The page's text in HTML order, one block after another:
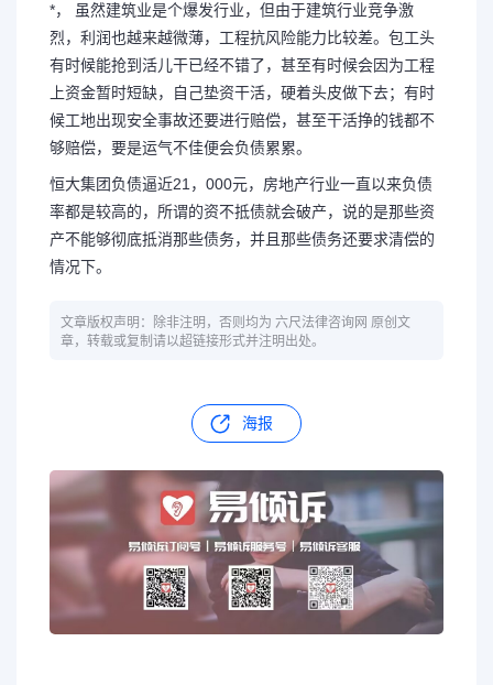
*， 虽然建筑业是个爆发行业，但由于建筑行业竞争激
烈，利润也越来越微薄，工程抗风险能力比较差。包工头
有时候能抢到活儿干已经不错了，甚至有时候会因为工程
上资金暂时短缺，自己垫资干活，硬着头皮做下去；有时
候工地出现安全事故还要进行赔偿，甚至干活挣的钱都不
够赔偿，要是运气不佳便会负债累累。
恒大集团负债逼近21，000元，房地产行业一直以来负债
率都是较高的，所谓的资不抵债就会破产，说的是那些资
产不能够彻底抵消那些债务，并且那些债务还要求清偿的
情况下。
文章版权声明：除非注明，否则均为 六尺法律咨询网 原创文
章，转载或复制请以超链接形式并注明出处。
海报